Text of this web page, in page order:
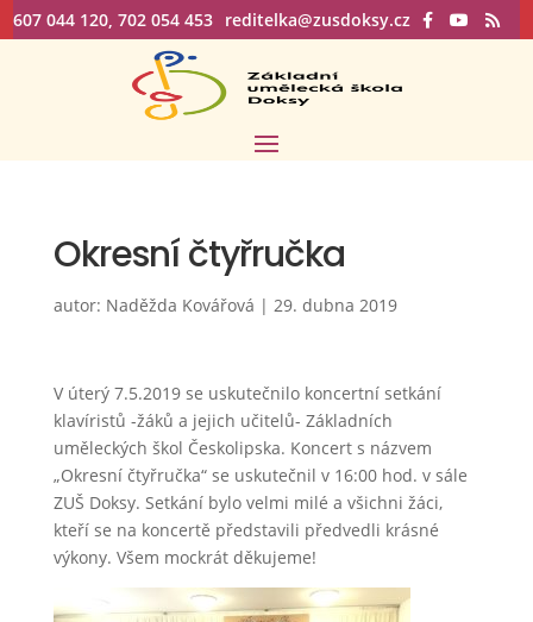
607 044 120, 702 054 453 reditelka@zusdoksy.cz
Okresní čtyřručka
autor: Naděžda Kovářová | 29. dubna 2019
V úterý 7.5.2019 se uskutečnilo koncertní setkání
klavíristů -žáků a jejich učitelů- Základních
uměleckých škol Českolipska. Koncert s názvem
„Okresní čtyřručka“ se uskutečnil v 16:00 hod. v sále
ZUŠ Doksy. Setkání bylo velmi milé a všichni žáci,
kteří se na koncertě představili předvedli krásné
výkony. Všem mockrát děkujeme!